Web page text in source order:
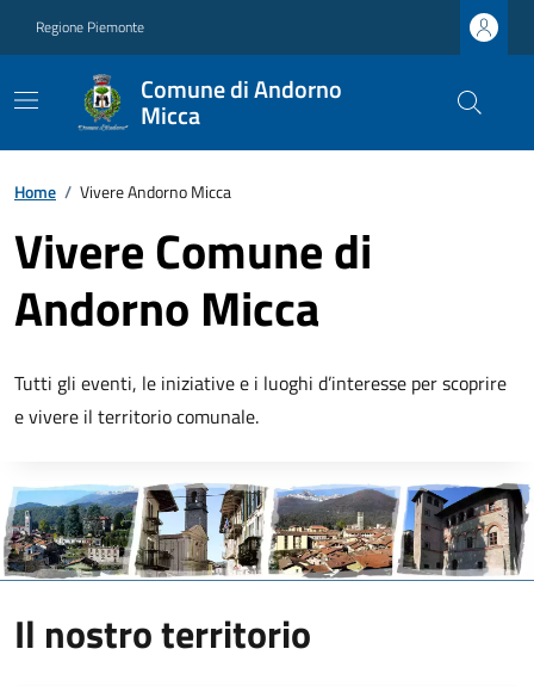
Regione Piemonte
Comune di Andorno
Micca
Home / Vivere Andorno Micca
Vivere Comune di
Andorno Micca
Tutti gli eventi, le iniziative e i luoghi d’interesse per scoprire
e vivere il territorio comunale.
Il nostro territorio